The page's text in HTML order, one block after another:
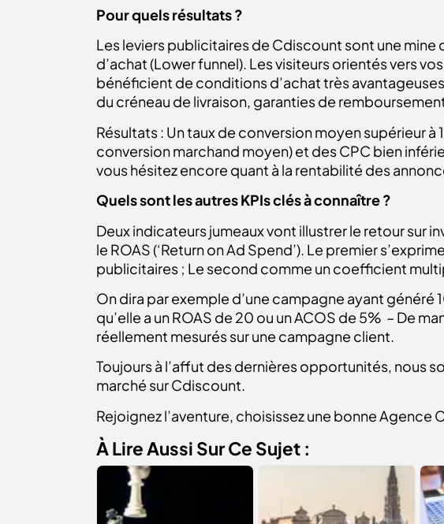
Pour quels résultats ?
Les leviers publicitaires de Cdiscount sont une mine
d’achat (Lower funnel). Les visiteurs orientés vers
bénéficient de conditions d’achat très
du créneau de livraison, garanties de
Résultats : Un taux de conversion moyen supérieur
conversion marchand moyen) et des CPC bien
vous hésitez encore quant à la rentabilité des
Quels sont les autres KPIs clés à connaître ?
Deux indicateurs jumeaux vont illustrer le retour sur
le ROAS (‘Return on Ad Spend’). Le premier
publicitaires ; Le second comme un coefficient
On dira par exemple d’une campagne ayant
qu’elle a un ROAS de 20 ou un ACOS de 5% – De
réellement mesurés sur une campagne client.
Toujours à l’affut des dernières opportunités, nous
marché sur Cdiscount.
Rejoignez l’aventure, choisissez une bonne Agence
À Lire Aussi Sur Ce Sujet :